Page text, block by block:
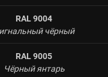
RAL 9004
чёрный
RAL 9005
Чёрный янтарь